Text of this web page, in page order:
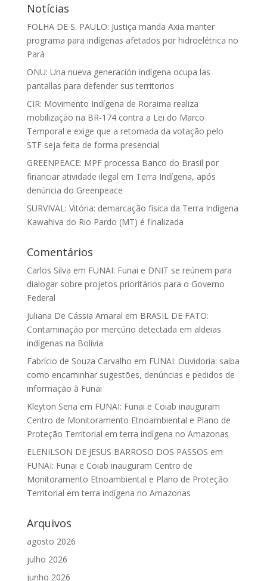
Notícias
FOLHA DE S. PAULO: Justiça manda Axia manter
programa para indígenas afetados por hidroelétrica no
Pará
ONU: Una nueva generación indígena ocupa las
pantallas para defender sus territorios
CIR: Movimento Indígena de Roraima realiza
mobilização na BR-174 contra a Lei do Marco
Temporal e exige que a retomada da votação pelo
STF seja feita de forma presencial
GREENPEACE: MPF processa Banco do Brasil por
financiar atividade ilegal em Terra Indígena, após
denúncia do Greenpeace
SURVIVAL: Vitória: demarcação física da Terra Indígena
Kawahiva do Rio Pardo (MT) é finalizada
Comentários
Carlos Silva em FUNAI: Funai e DNIT se reúnem para
dialogar sobre projetos prioritários para o Governo
Federal
Juliana De Cássia Amaral em BRASIL DE FATO:
Contaminação por mercúrio detectada em aldeias
indígenas na Bolívia
Fabrício de Souza Carvalho em FUNAI: Ouvidoria: saiba
como encaminhar sugestões, denúncias e pedidos de
informação à Funai
Kleyton Sena em FUNAI: Funai e Coiab inauguram
Centro de Monitoramento Etnoambiental e Plano de
Proteção Territorial em terra indígena no Amazonas
ELENILSON DE JESUS BARROSO DOS PASSOS em
FUNAI: Funai e Coiab inauguram Centro de
Monitoramento Etnoambiental e Plano de Proteção
Territorial em terra indígena no Amazonas
Arquivos
agosto 2026
julho 2026
junho 2026